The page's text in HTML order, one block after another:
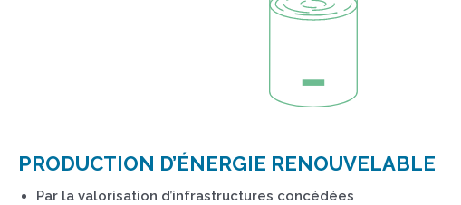
PRODUCTION D’ÉNERGIE RENOUVELABLE
Par la valorisation d’infrastructures concédées